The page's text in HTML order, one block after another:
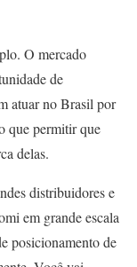
O mercado
de
atuar no Brasil por
que permitir que
delas.
distribuidores e
em grande escala
posicionamento de